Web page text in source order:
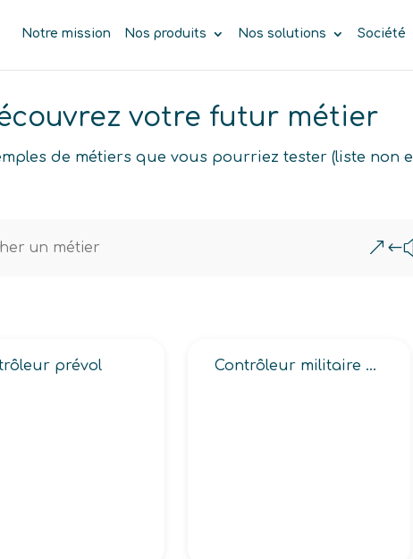
Notre mission Nos produits Nos solutions Société
votre futur métier
de métiers que vous pourriez tester (liste non
prévol Contrôleur militaire des activités aériennes